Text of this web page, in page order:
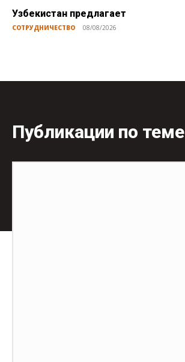
Узбекистан предлагает
СОТРУДНИЧЕСТВО 08/08/2026
Публикации по теме